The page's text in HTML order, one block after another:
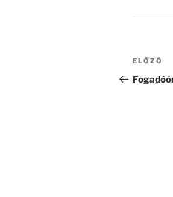
Korábbi
ELŐZŐ